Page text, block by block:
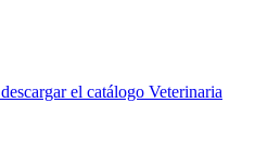
descargar el catálogo Veterinaria